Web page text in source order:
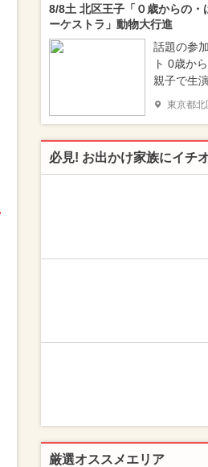
8/8土 北区王子「０歳からの・
ーケストラ」動物大行進
話題の参
ト 0歳か
親子で生
東京都北
必見! お出かけ家族にイチ
厳選オススメエリア